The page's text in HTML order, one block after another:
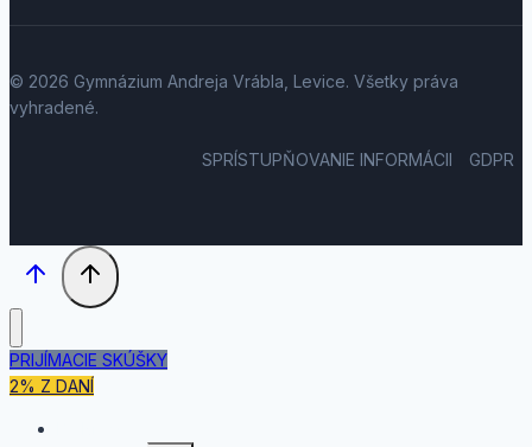
© 2026 Gymnázium Andreja Vrábla, Levice. Všetky práva
vyhradené.
SPRÍSTUPŇOVANIE INFORMÁCII GDPR
PRIJÍMACIE SKÚŠKY
2% Z DANÍ